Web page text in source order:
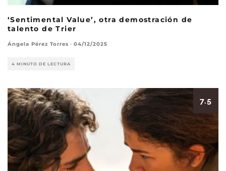
‘Sentimental Value’, otra demostración de
talento de Trier
Ángela Pérez Torres · 04/12/2025
4 MINUTO DE LECTURA
7.5